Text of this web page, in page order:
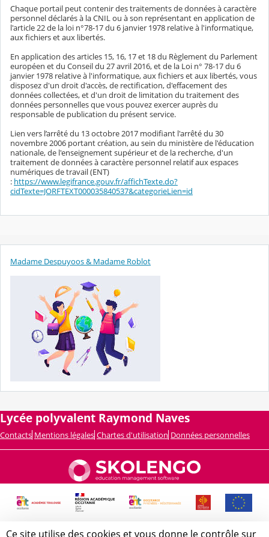
Chaque portail peut contenir des traitements de données à caractère
personnel déclarés à la CNIL ou à son représentant en application de
l'article 22 de la loi n°78-17 du 6 janvier 1978 relative à l'informatique,
aux fichiers et aux libertés.
En application des articles 15, 16, 17 et 18 du Règlement du Parlement
européen et du Conseil du 27 avril 2016, et de la Loi n° 78-17 du 6
janvier 1978 relative à l'informatique, aux fichiers et aux libertés, vous
disposez d'un droit d'accès, de rectification, d'effacement des
données collectées, et d'un droit de limitation du traitement des
données personnelles que vous pouvez exercer auprès du
responsable de publication du présent service.
Lien vers l’arrêté du 13 octobre 2017 modifiant l'arrêté du 30
novembre 2006 portant création, au sein du ministère de l'éducation
nationale, de l'enseignement supérieur et de la recherche, d'un
traitement de données à caractère personnel relatif aux espaces
numériques de travail (ENT)
: https://www.legifrance.gouv.fr/affichTexte.do?
cidTexte=JORFTEXT000035840537&categorieLien=id
Madame Despuyoos & Madame Roblot
Lycée polyvalent Raymond Naves
Contacts Mentions légales Chartes d'utilisation Données personnelles
Ce site utilise des cookies et vous donne le contrôle sur